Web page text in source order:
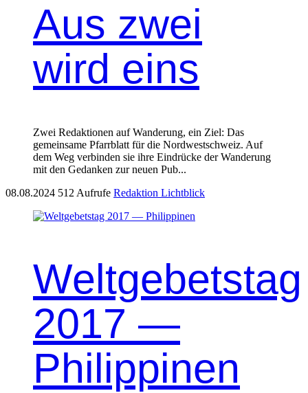
Aus zwei
wird eins
Zwei Redaktionen auf Wanderung, ein Ziel: Das
gemeinsame Pfarrblatt für die Nordwestschweiz. Auf
dem Weg verbinden sie ihre Eindrücke der Wanderung
mit den Gedanken zur neuen Pub...
08.08.2024 512 Aufrufe Redaktion Lichtblick
Weltgebetstag
2017 —
Philippinen